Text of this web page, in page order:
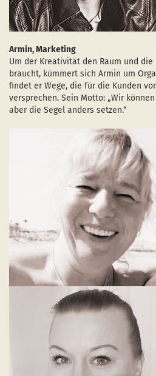
Armin, Marketing
Um der Kreativität den Raum und
braucht, kümmert sich Armin um
findet er Wege, die für die Kunden
versprechen. Sein Motto: „Wir
aber die Segel anders setzen.“